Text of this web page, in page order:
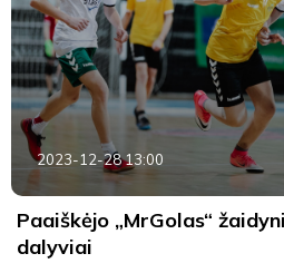
2023-12-28 13:00
Paaiškėjo „MrGolas“
dalyviai